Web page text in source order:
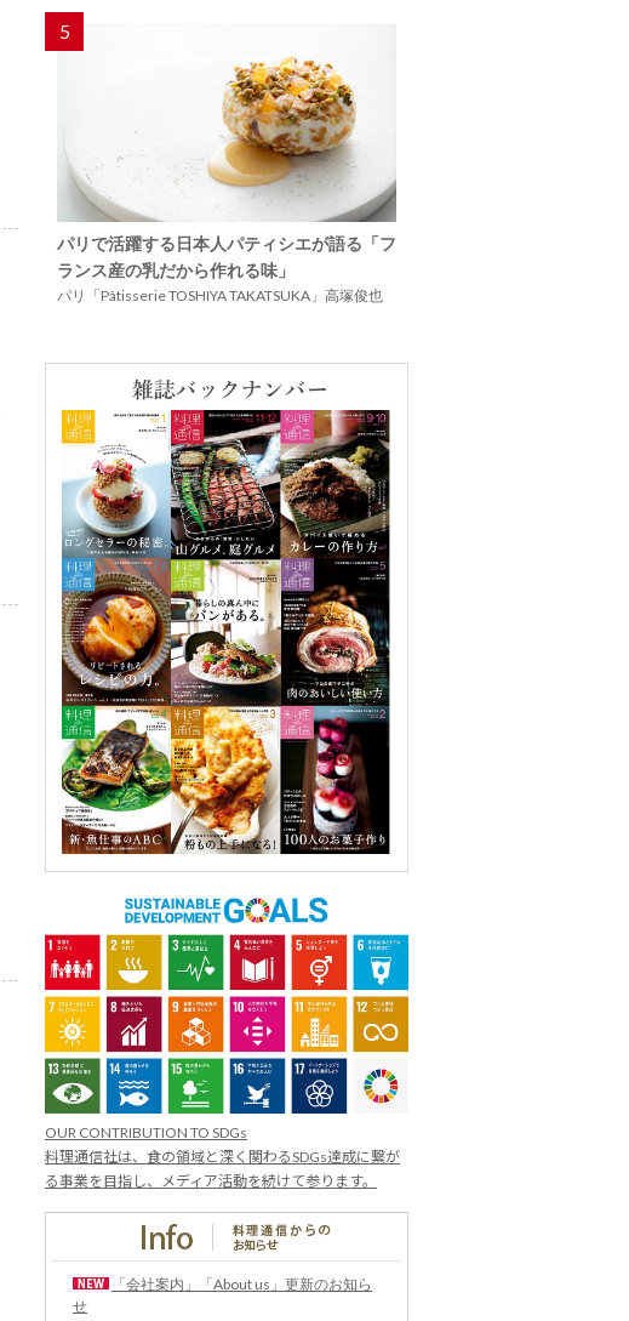
5
パリで活躍する日本人パティシエが語る「フ
ランス産の乳だから作れる味」
パリ「Pâtisserie TOSHIYA TAKATSUKA」高塚俊也
OUR CONTRIBUTION TO SDGs
料理通信社は、食の領域と深く関わるSDGs達成に繋が
る事業を目指し、メディア活動を続けて参ります。
「会社案内」「About us」更新のお知ら
せ